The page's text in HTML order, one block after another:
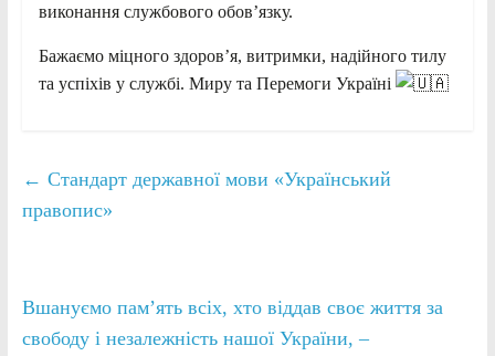
виконання службового обов’язку.
Бажаємо міцного здоров’я, витримки, надійного тилу
та успіхів у службі. Миру та Перемоги Україні
← Стандарт державної мови «Український
правопис»
Вшануємо памʼять всіх, хто віддав своє життя за
свободу і незалежність нашої України, –